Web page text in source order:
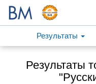
Результаты
Результаты